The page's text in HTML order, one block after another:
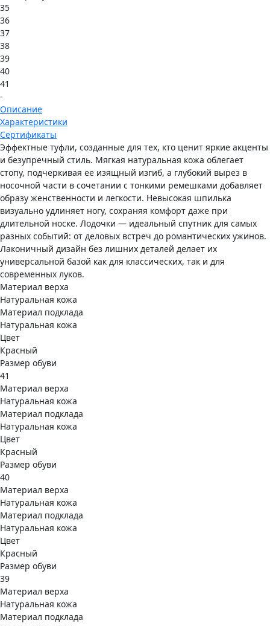
35
36
37
38
39
40
41
-
Описание
Характеристики
Сертификаты
Эффектные туфли, созданные для тех, кто ценит яркие акценты
и безупречный стиль. Мягкая натуральная кожа облегает
стопу, подчеркивая ее изящный изгиб, а глубокий вырез в
носочной части в сочетании с тонкими ремешками добавляет
образу женственности и легкости. Невысокая шпилька
визуально удлиняет ногу, сохраняя комфорт даже при
длительной носке. Лодочки — идеальный спутник для самых
разных событий: от деловых встреч до романтических ужинов.
Лаконичный дизайн без лишних деталей делает их
универсальной базой как для классических, так и для
современных луков.
Материал верха
Натуральная кожа
Материал подклада
Натуральная кожа
Цвет
Красный
Размер обуви
41
Материал верха
Натуральная кожа
Материал подклада
Натуральная кожа
Цвет
Красный
Размер обуви
40
Материал верха
Натуральная кожа
Материал подклада
Натуральная кожа
Цвет
Красный
Размер обуви
39
Материал верха
Натуральная кожа
Материал подклада